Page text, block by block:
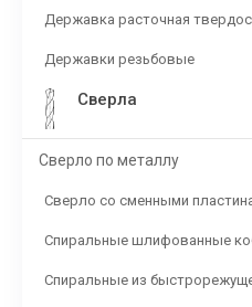
Державка расточная
Державки резьбовые
Сверла
Сверло по металлу
Сверло со сменными
Спиральные шлифованные
Спиральные из